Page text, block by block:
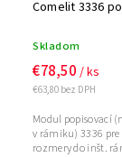
Comelit 3336
Skladom
€63,80 bez DPH
€78,50 / ks
Modul popisovací
v rámiku) 3336 pre
rozmery do inšt.